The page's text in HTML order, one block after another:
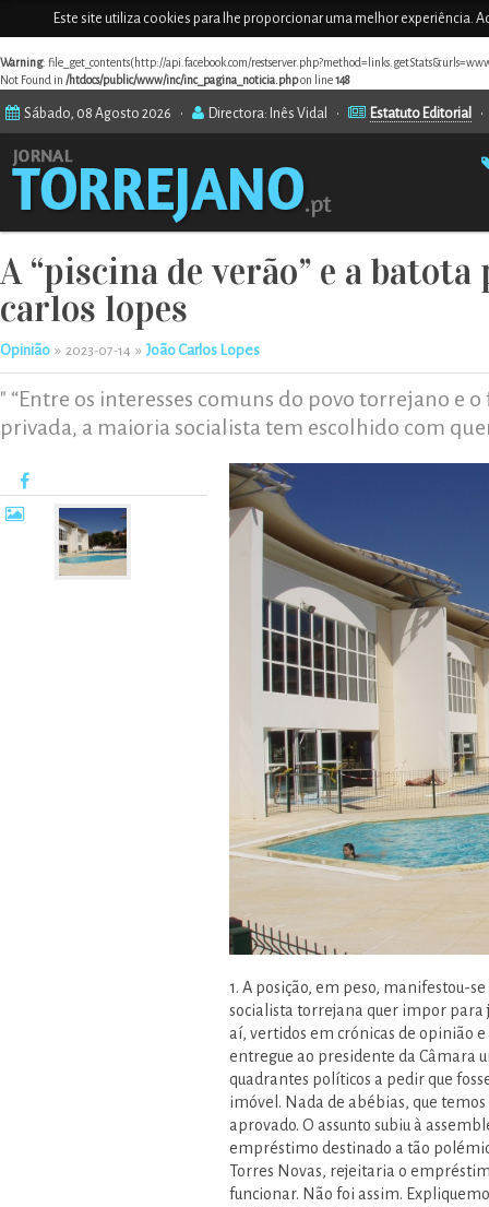
Este site utiliza cookies para lhe proporcionar uma melhor experiência.
Warning: file_get_contents(http://api.facebook.com/
Not Found in /htdocs/public/www/inc/inc_pagina_noticia.phpon line148
Sábado, 08 Agosto 2026 • Directora: Inês Vidal • Estatuto Editorial
A “piscina de verão” e a
carlos lopes
Opinião » 2023-07-14 » João Carlos Lopes
" “Entre os interesses comuns do povo torrejano e
privada, a maioria socialista tem escolhido com
1. A posição, em peso, manifestou-
socialista torrejana quer impor para
aí, vertidos em crónicas de opinião
entregue ao presidente da Câmara
quadrantes políticos a pedir que
imóvel. Nada de abébias, que
aprovado. O assunto subiu à
empréstimo destinado a tão
Torres Novas, rejeitaria o
funcionar. Não foi assim.